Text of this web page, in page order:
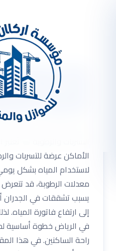
عزل الحمامات
الحل الأمثل
التسربات
عزل الحمامات في الرياض:
الأماكن عرضة للتسربات
لاستخدام المياه بشكل
معدلات الرطوبة، قد تتعرض
يسبب تشققات في الجدران
إلى ارتفاع فاتورة المياه.
في الرياض خطوة أساسية
راحة الساكنين. في هذا